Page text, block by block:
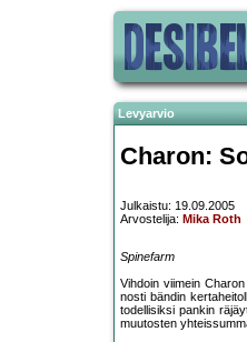
Levyarvio
Charon:
Julkaistu: 19.09.2005
Arvostelija: Mika Roth
Spinefarm
Vihdoin viimein
nosti bändin
todellisiksi pankin
muutosten